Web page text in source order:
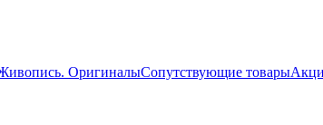
ОригиналыСопутствующие товары